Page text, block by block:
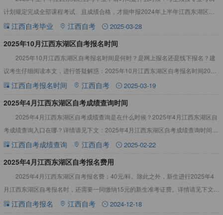
计划规定完成全部课程考试、且成绩合格，才能申报2024年上半年江西东湖区自
考毕业。考生若有其它疑问，可进入自考生网江西自考毕业栏目
江西自考毕业 江西自考 2025-03-28
​2025年10月江西东湖区自考报名时间
2025年10月江西东湖区自考报名时间是何时？是网上报名还是线下报名？建
议考生仔细阅读本文，进行答疑解惑：2025年10月江西东湖区自考报名时间2025
年10月江西东湖区自考报名时间预计7月参考202
江西自考报名时间 江西自考 2025-03-19
2025年4月江西东湖区自考成绩查询时间
2025年4月江西东湖区自考成绩查询是在什么时候？2025年4月江西东湖区自
考成绩查询入口在哪？详情请见下文：2025年4月江西东湖区自考成绩查询时间
2025年4月江西东湖区自考成绩查询时间预计5月参
江西自考成绩查询 江西自考 2025-02-22
2025年4月江西东湖区自考报名费用
2025年4月江西东湖区自考报名费：40元/科。除此之外，新生进行2025年4
月江西东湖区自考报名时，还需要一同缴纳15元的新生准考证费。详情请见下文：
江西自考专业考试资料大全，辅助备考2025年4月
江西自考报名 江西自考 2024-12-18